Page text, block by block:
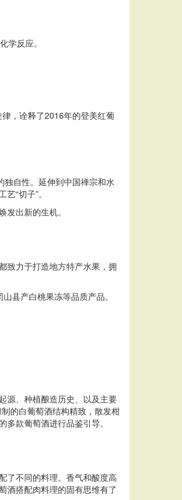
学反应。
，诠释了2016年的登美红葡
自性。延伸到中国禅宗和水
“切子”。
出新的生机。
致力于打造地方特产水果，拥
县产白桃果冻等品质产品。
源、种植酿造历史、以及主要
的白葡萄酒结构精致，散发柑
款葡萄酒进行品鉴引导。
了不同的料理。香气和酸度高
酒搭配肉料理的固有思维有了